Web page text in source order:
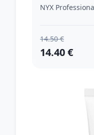
odtieň 01 -
NYX
14.50 €
14.40 €